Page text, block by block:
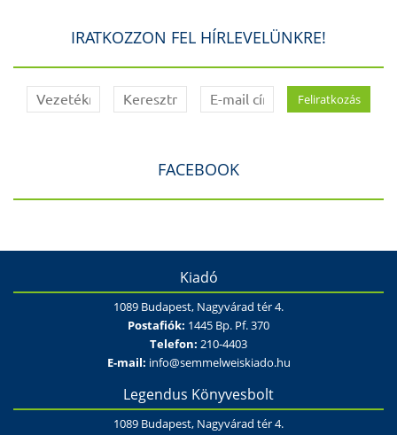
IRATKOZZON FEL HÍRLEVELÜNKRE!
FACEBOOK
Kiadó
1089 Budapest, Nagyvárad tér 4.
Postafiók: 1445 Bp. Pf. 370
Telefon: 210-4403
E-mail: info@semmelweiskiado.hu
Legendus Könyvesbolt
1089 Budapest, Nagyvárad tér 4.